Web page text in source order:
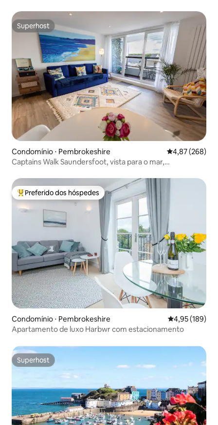
Superhost
Superhost
Condomínio ⋅ Pembrokeshire 4,87 de uma
4,87 (268)
Captains Walk Saundersfoot, vista para o mar,
Entre os melhores preferidos dos hóspedes
Preferido dos hóspedes
Condomínio ⋅ Pembrokeshire 4,95 de uma
4,95 (189)
Apartamento de luxo Harbwr com estacionamento
Superhost
Superhost